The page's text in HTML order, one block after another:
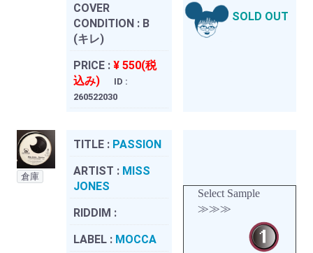
COVER
CONDITION : B
(キレ)
PRICE : ¥ 550(税
込み)
ID :
260522030
SOLD OUT
倉庫
TITLE : PASSION
ARTIST : MISS
JONES
RIDDIM :
LABEL : MOCCA
Select Sample
≫≫≫